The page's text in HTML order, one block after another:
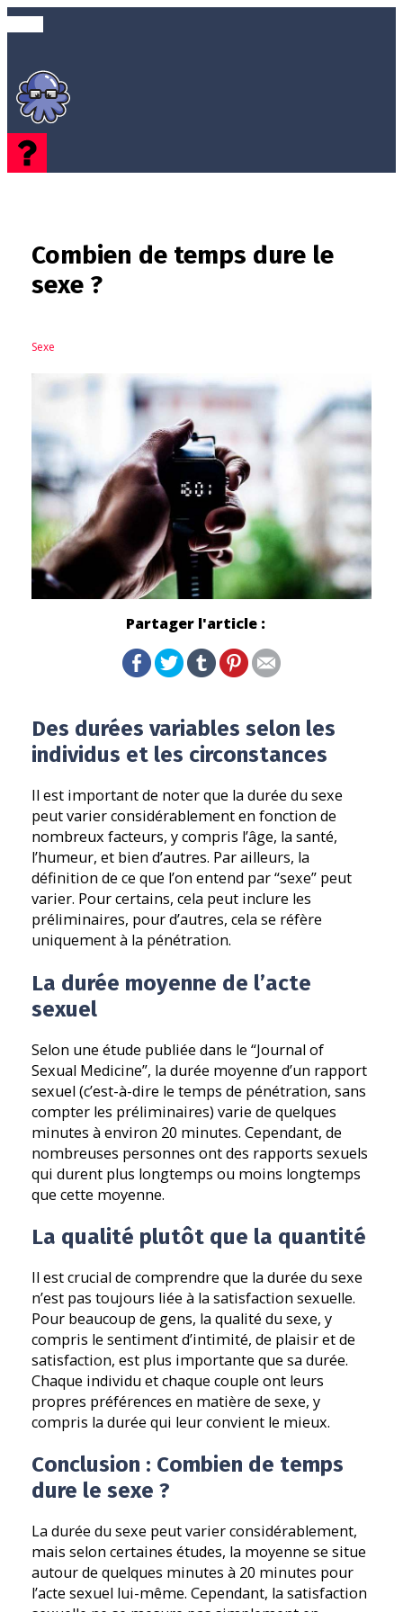
Combien de temps dure le
sexe ?
Sexe
Partager l'article :
Des durées variables selon les
individus et les circonstances
Il est important de noter que la durée du sexe
peut varier considérablement en fonction de
nombreux facteurs, y compris l’âge, la santé,
l’humeur, et bien d’autres. Par ailleurs, la
définition de ce que l’on entend par “sexe” peut
varier. Pour certains, cela peut inclure les
préliminaires, pour d’autres, cela se réfère
uniquement à la pénétration.
La durée moyenne de l’acte
sexuel
Selon une étude publiée dans le “Journal of
Sexual Medicine”, la durée moyenne d’un rapport
sexuel (c’est-à-dire le temps de pénétration, sans
compter les préliminaires) varie de quelques
minutes à environ 20 minutes. Cependant, de
nombreuses personnes ont des rapports sexuels
qui durent plus longtemps ou moins longtemps
que cette moyenne.
La qualité plutôt que la quantité
Il est crucial de comprendre que la durée du sexe
n’est pas toujours liée à la satisfaction sexuelle.
Pour beaucoup de gens, la qualité du sexe, y
compris le sentiment d’intimité, de plaisir et de
satisfaction, est plus importante que sa durée.
Chaque individu et chaque couple ont leurs
propres préférences en matière de sexe, y
compris la durée qui leur convient le mieux.
Conclusion : Combien de temps
dure le sexe ?
La durée du sexe peut varier considérablement,
mais selon certaines études, la moyenne se situe
autour de quelques minutes à 20 minutes pour
l’acte sexuel lui-même. Cependant, la satisfaction